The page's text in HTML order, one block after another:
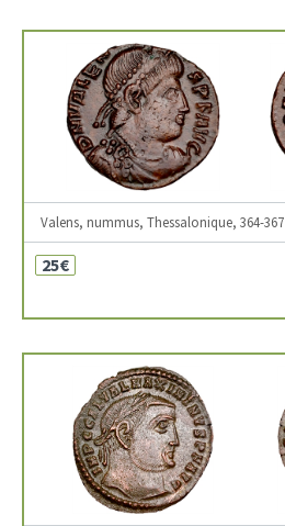
Valens, nummus, Thessalonique, 364-367
25€